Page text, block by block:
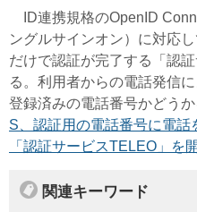
ID連携規格のOpenID
ングルサインオン）に対応
だけで認証が完了する「認
る。利用者からの電話発信
登録済みの電話番号かどう
S、認証用の電話番号に電話
「認証サービスTELEO」を
関連キーワード